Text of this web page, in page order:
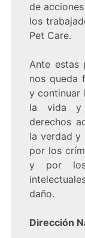
de
los
Pet Care.
Ante estas
nos queda
y continuar
la vida y
derechos
la verdad y
por los
y por los
daño.
Dirección